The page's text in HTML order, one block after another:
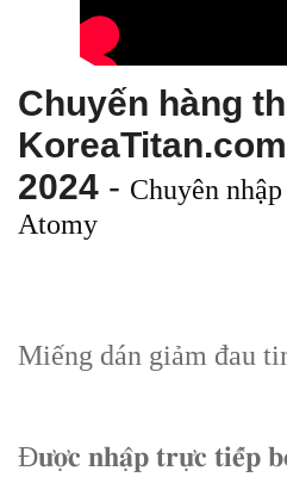
Chuyến hàng
2024 - Chuyên
Atomy
Miếng dán giảm đau
Đ𝐮̛𝐨̛̣𝐜 𝐧𝐡𝐚̣̂𝐩 𝐭𝐫𝐮̛̣𝐜 𝐭𝐢𝐞̂́𝐩